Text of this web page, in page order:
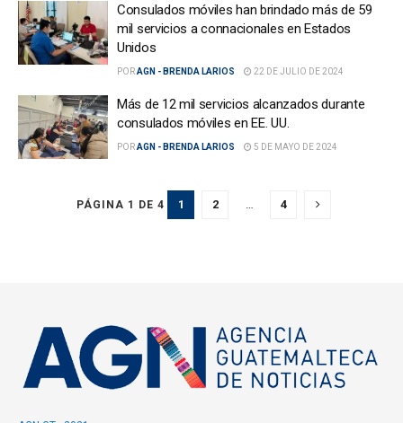
Consulados móviles han brindado más de 59
mil servicios a connacionales en Estados
Unidos
PORAGN - BRENDA LARIOS 22 DE JULIO DE 2024
Más de 12 mil servicios alcanzados durante
consulados móviles en EE. UU.
PORAGN - BRENDA LARIOS 5 DE MAYO DE 2024
PÁGINA 1 DE 4 1 2 … 4